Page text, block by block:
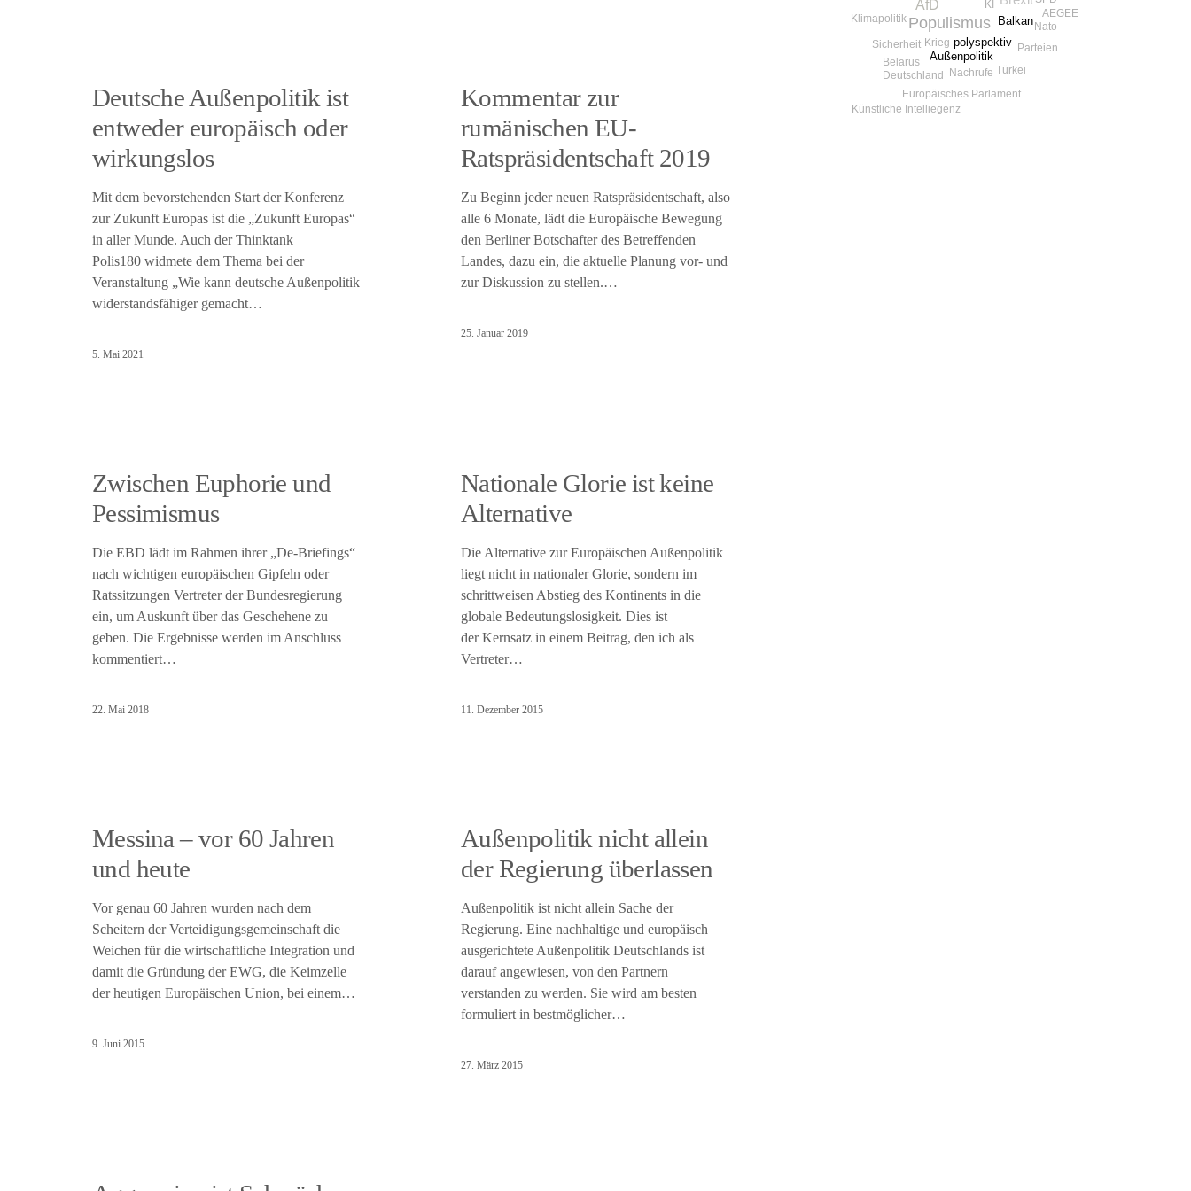
Deutsche Außenpolitik ist
entweder europäisch oder
wirkungslos
Mit dem bevorstehenden Start der Konferenz
zur Zukunft Europas ist die „Zukunft Europas“
in aller Munde. Auch der Thinktank
Polis180 widmete dem Thema bei der
Veranstaltung „Wie kann deutsche Außenpolitik
widerstandsfähiger gemacht…
5. Mai 2021
Kommentar zur
rumänischen EU-
Ratspräsidentschaft 2019
Zu Beginn jeder neuen Ratspräsidentschaft, also
alle 6 Monate, lädt die Europäische Bewegung
den Berliner Botschafter des Betreffenden
Landes, dazu ein, die aktuelle Planung vor- und
zur Diskussion zu stellen.…
25. Januar 2019
Zwischen Euphorie und
Pessimismus
Die EBD lädt im Rahmen ihrer „De-Briefings“
nach wichtigen europäischen Gipfeln oder
Ratssitzungen Vertreter der Bundesregierung
ein, um Auskunft über das Geschehene zu
geben. Die Ergebnisse werden im Anschluss
kommentiert…
22. Mai 2018
Nationale Glorie ist keine
Alternative
Die Alternative zur Europäischen Außenpolitik
liegt nicht in nationaler Glorie, sondern im
schrittweisen Abstieg des Kontinents in die
globale Bedeutungslosigkeit. Dies ist
der Kernsatz in einem Beitrag, den ich als
Vertreter…
11. Dezember 2015
Messina – vor 60 Jahren
und heute
Vor genau 60 Jahren wurden nach dem
Scheitern der Verteidigungsgemeinschaft die
Weichen für die wirtschaftliche Integration und
damit die Gründung der EWG, die Keimzelle
der heutigen Europäischen Union, bei einem…
9. Juni 2015
Außenpolitik nicht allein
der Regierung überlassen
Außenpolitik ist nicht allein Sache der
Regierung. Eine nachhaltige und europäisch
ausgerichtete Außenpolitik Deutschlands ist
darauf angewiesen, von den Partnern
verstanden zu werden. Sie wird am besten
formuliert in bestmöglicher…
27. März 2015
Populismus
AfD
polyspektiv
Balkan
Außenpolitik
Krieg Parteien
Klimapolitik
Nachrufe
Deutschland
Europäisches Parlament
Sicherheit
Türkei
AEGEE
Belarus
KI
Künstliche Intelliegenz
Nato